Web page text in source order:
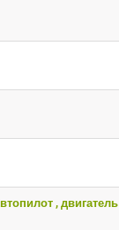
, двигатель
сайте
сайте